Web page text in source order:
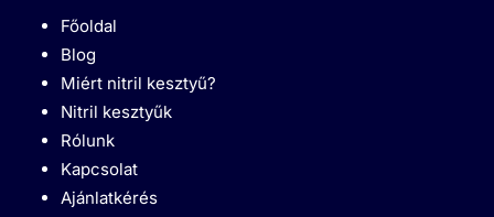
Főoldal
Blog
Miért nitril kesztyű?
Nitril kesztyűk
Rólunk
Kapcsolat
Ajánlatkérés